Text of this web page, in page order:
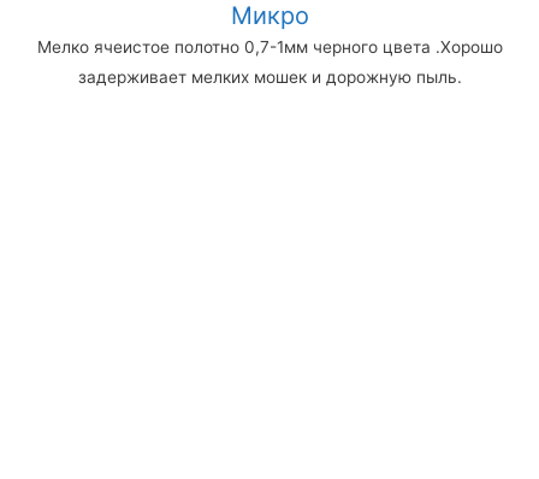
Микро
Мелко ячеистое полотно 0,7-1мм черного цвета .Хорошо
задерживает мелких мошек и дорожную пыль.